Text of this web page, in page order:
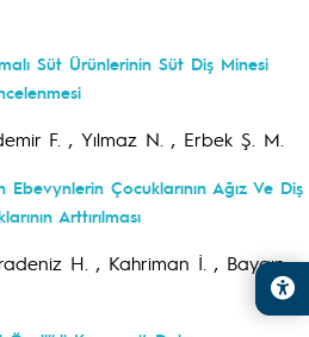
Süt Ürünlerinin Süt Diş Minesi
F. , Yılmaz N. , Erbek Ş. M.
Çocuklarının Ağız Ve Diş
Arttırılması
H. , Kahriman İ. , Baygın